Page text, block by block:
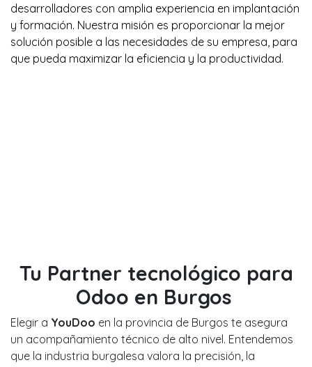
desarrolladores con amplia experiencia en implantación
y formación. Nuestra misión es proporcionar la mejor
solución posible a las necesidades de su empresa, para
que pueda maximizar la eficiencia y la productividad.
Tu Partner tecnológico para
Odoo en Burgos
Elegir a YouDoo en la provincia de Burgos te asegura
un acompañamiento técnico de alto nivel. Entendemos
que la industria burgalesa valora la precisión, la